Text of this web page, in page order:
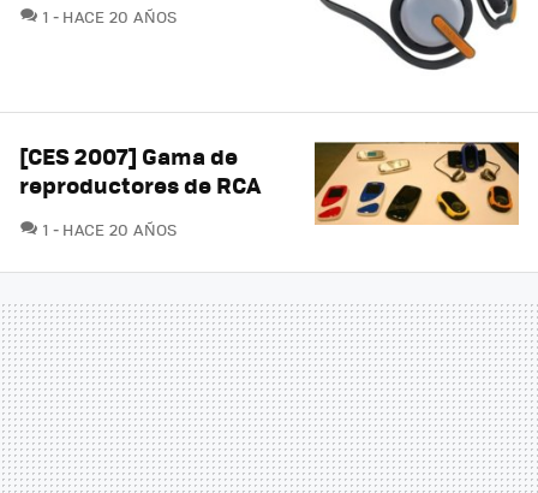
1 COMENTARIOS
HACE 20 AÑOS
[CES 2007] Gama de
reproductores de RCA
1 COMENTARIOS
HACE 20 AÑOS